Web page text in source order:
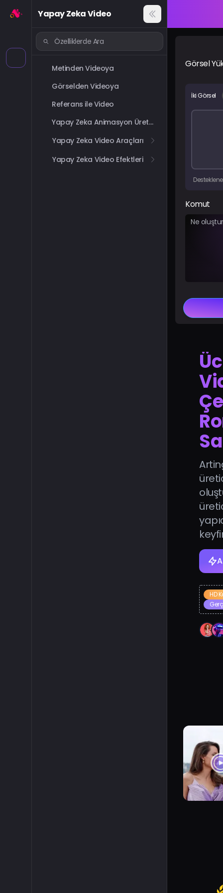
Yapay Zeka Video
Metinden Videoya
Görselden Videoya
Referans ile Video
Yapay Zeka Animasyon Üreteci
Yapay Zeka Video Araçları
Yapay Zeka Video Efektleri
Görsel
İki Görsel
Komut
HD